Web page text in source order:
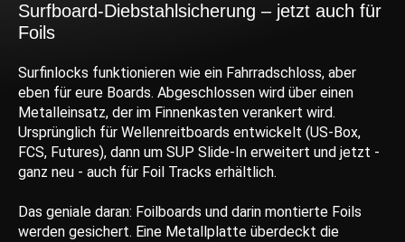
Surfboard-Diebstahlsicherung – jetzt auch für
Foils
Surfinlocks funktionieren wie ein Fahrradschloss, aber
eben für eure Boards. Abgeschlossen wird über einen
Metalleinsatz, der im Finnenkasten verankert wird.
Ursprünglich für Wellenreitboards entwickelt (US-Box,
FCS, Futures), dann um SUP Slide-In erweitert und jetzt -
ganz neu - auch für Foil Tracks erhältlich.
Das geniale daran: Foilboards und darin montierte Foils
werden gesichert. Eine Metallplatte überdeckt die